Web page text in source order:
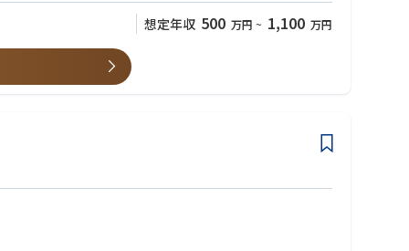
では、上司との対話を通じて目標設定やキャリアプランを明確
の早期昇格も可能です。また、ジョブポスティング制度を活用す
、お客様の将来の課題を解決し、より良い商品やサービスを提
類審査いたします
想定年収 500 万円 ~ 1,100 万円